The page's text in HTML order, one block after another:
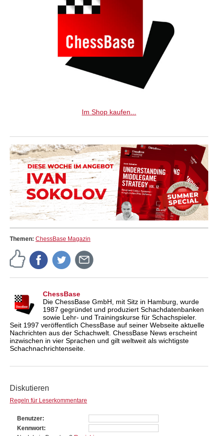
Im Shop kaufen...
Themen: ChessBase Magazin
ChessBase
Die ChessBase GmbH, mit Sitz in Hamburg, wurde
1987 gegründet und produziert Schachdatenbanken
sowie Lehr- und Trainingskurse für Schachspieler.
Seit 1997 veröffentlich ChessBase auf seiner Webseite aktuelle
Nachrichten aus der Schachwelt. ChessBase News erscheint
inzwischen in vier Sprachen und gilt weltweit als wichtigste
Schachnachrichtenseite.
Diskutieren
Regeln für Leserkommentare
Benutzer
Kennwort